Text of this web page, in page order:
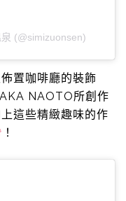
(@simizuonsen)
置咖啡廳的裝飾
NAOTO所創作
這些精緻趣味的作
！